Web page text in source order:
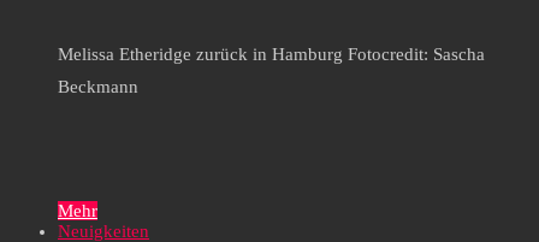
Melissa Etheridge zurück in Hamburg Fotocredit: Sascha
Beckmann
Mehr
Neuigkeiten